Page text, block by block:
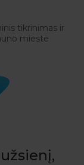
tikrinimas ir
mieste